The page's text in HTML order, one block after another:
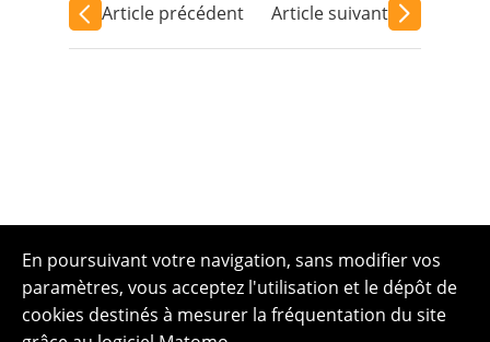
Article précédent Article suivant
En poursuivant votre navigation, sans modifier vos
paramètres, vous acceptez l'utilisation et le dépôt de
cookies destinés à mesurer la fréquentation du site